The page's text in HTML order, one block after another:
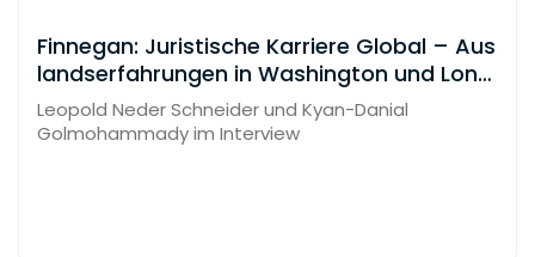
Finnegan: Juristische Karriere Global – Aus
landserfahrungen in Washington und Lond
on
Leopold Neder Schneider und Kyan-Danial
Golmohammady im Interview